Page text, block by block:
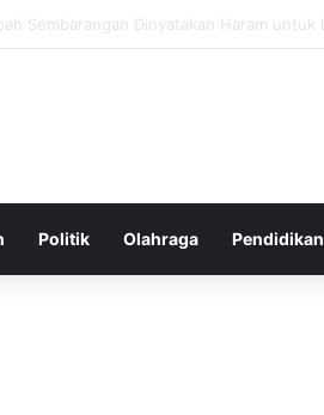
Memiliki John Stones Kembali di Timnya
Politik Olahraga Pendidikan